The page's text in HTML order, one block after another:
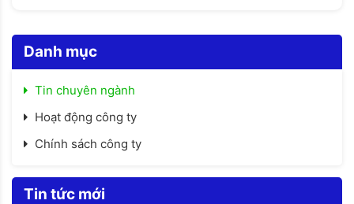
Danh mục
Tin chuyên ngành
Hoạt động công ty
Chính sách công ty
Tin tức mới